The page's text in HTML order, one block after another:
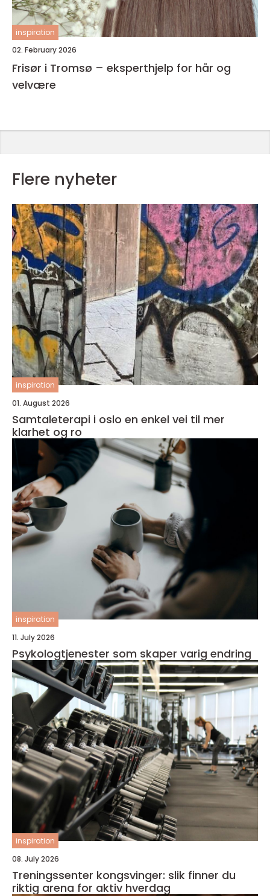
inspiration
02. February 2026
Frisør i Tromsø – eksperthjelp for hår og
velvære
Flere nyheter
inspiration
01. August 2026
Samtaleterapi i oslo en enkel vei til mer
klarhet og ro
inspiration
11. July 2026
Psykologtjenester som skaper varig endring
inspiration
08. July 2026
Treningssenter kongsvinger: slik finner du
riktig arena for aktiv hverdag